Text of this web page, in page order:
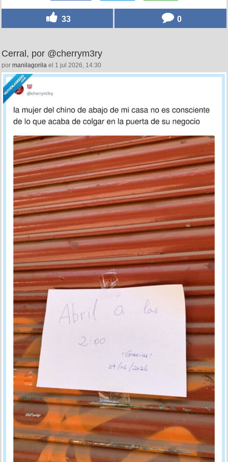
33 0
Cerral, por @cherrym3ry
por manilagorila el 1 jul 2026, 14:30